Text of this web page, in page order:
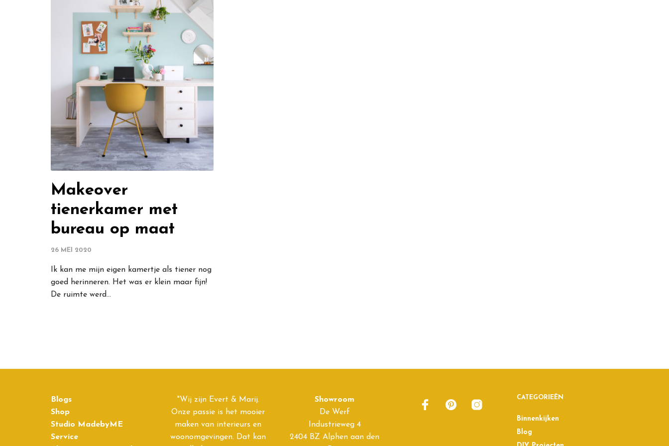
Makeover
tienerkamer met
bureau op maat
26 MEI 2020
Ik kan me mijn eigen kamertje als tiener nog
goed herinneren. Het was er klein maar fijn!
De ruimte werd…
Blogs
Shop
Studio MadebyME
Service
"Wij zijn Evert & Marij.
Onze passie is het mooier
maken van interieurs en
woonomgevingen. Dat kan
Showroom
De Werf
Industrieweg 4
2404 BZ Alphen aan den
CATEGORIEËN
Binnenkijken
Blog